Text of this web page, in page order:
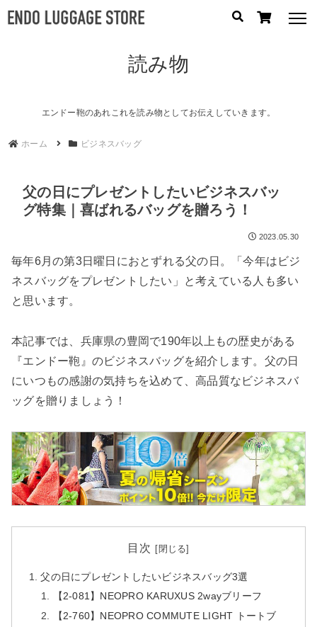
誕生日プレゼント
ブランドから探す
容量から探す
円
円
読み物
エンドー鞄のあれこれを読み物としてお伝えしていきます。
ホーム ビジネスバッグ
父の日にプレゼントしたいビジネスバッ
グ特集｜喜ばれるバッグを贈ろう！
2023.05.30
毎年6月の第3日曜日におとずれる父の日。「今年はビジ
ネスバッグをプレゼントしたい」と考えている人も多い
と思います。
本記事では、兵庫県の豊岡で190年以上もの歴史がある
『エンドー鞄』のビジネスバッグを紹介します。父の日
にいつもの感謝の気持ちを込めて、高品質なビジネスバ
ッグを贈りましょう！
目次
父の日にプレゼントしたいビジネスバッグ3選
【2-081】NEOPRO KARUXUS 2wayブリーフ
【2-760】NEOPRO COMMUTE LIGHT トートブ